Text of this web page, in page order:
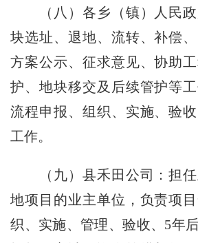
（八）各乡（镇）人民政
块选址、退地、流转、补偿
方案公示、征求意见、协助
护、地块移交及后续管护等
流程申报、组织、实施、验
工作。
（九）县禾田公司：担任
地项目的业主单位，负责项
织、实施、管理、验收、5年